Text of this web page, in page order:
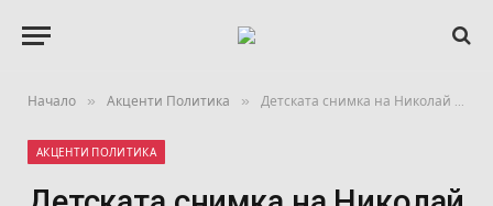
Начало » Акценти Политика » Детската снимка на Николай Нанков трогна стотици в Деня на детето
АКЦЕНТИ ПОЛИТИКА